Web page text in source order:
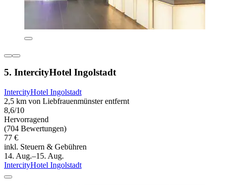
5. IntercityHotel Ingolstadt
IntercityHotel Ingolstadt
2,5 km von Liebfrauenmünster entfernt
8,6/10
Hervorragend
(704 Bewertungen)
77 €
inkl. Steuern & Gebühren
14. Aug.–15. Aug.
IntercityHotel Ingolstadt